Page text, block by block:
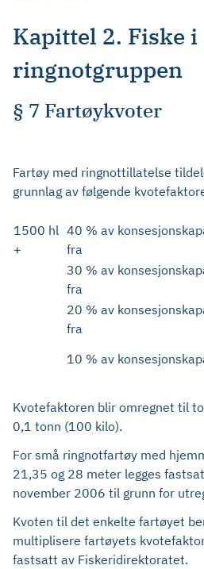
Kapittel 2. Fiske i
ringnotgruppen
§ 7 Fartøykvoter
Fartøy med ringnottillatelse
grunnlag av følgende
1500 hl
+
40 % av
fra
30 % av
fra
20 % av
fra
10 % av
Kvotefaktoren blir omregnet til
0,1 tonn (100 kilo).
For små ringnotfartøy med
21,35 og 28 meter legges
november 2006 til grunn for
Kvoten til det enkelte fartøyet
multiplisere fartøyets
fastsatt av Fiskeridirektoratet.